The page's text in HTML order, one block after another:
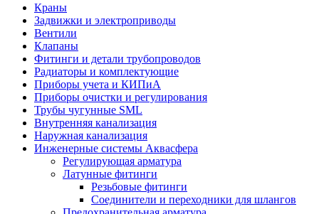
Краны
Задвижки и электроприводы
Вентили
Клапаны
Фитинги и детали трубопроводов
Радиаторы и комплектующие
Приборы учета и КИПиА
Приборы очистки и регулирования
Трубы чугунные SML
Внутренняя канализация
Наружная канализация
Инженерные системы Аквасфера
Регулирующая арматура
Латунные фитинги
Резьбовые фитинги
Соединители и переходники для шлангов